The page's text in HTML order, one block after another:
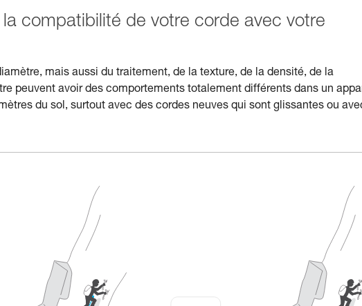
compatibilité de votre corde avec votre
mais aussi du traitement, de la texture, de la densité, de la
peuvent avoir des comportements totalement différents dans un
du sol, surtout avec des cordes neuves qui sont glissantes ou